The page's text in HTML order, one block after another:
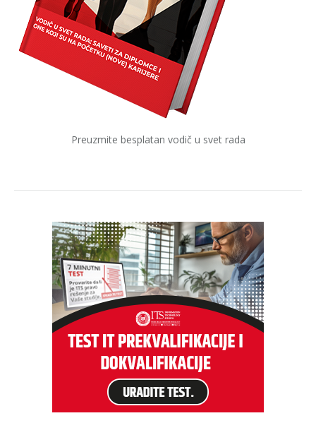
Preuzmite besplatan vodič u svet rada